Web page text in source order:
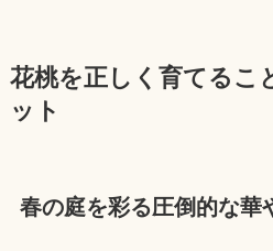
花桃を正しく育てるこ
ット
春の庭を彩る圧倒的な華